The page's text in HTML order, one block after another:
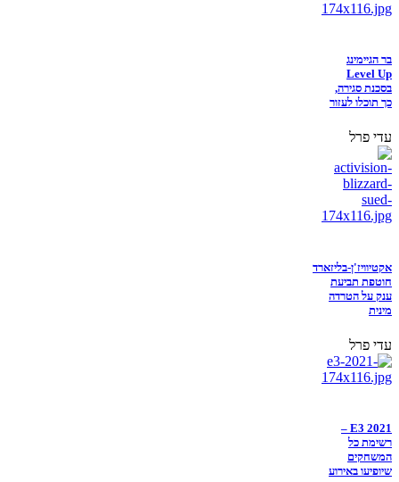
בר הגיימינג
Level Up
בסכנת סגירה,
כך תוכלו לעזור
עדי פרל
אקטיוויז'ן-בליזארד
חוטפת תביעת
ענק על הטרדה
מינית
עדי פרל
E3 2021 –
רשימת כל
המשחקים
שיופיעו באירוע